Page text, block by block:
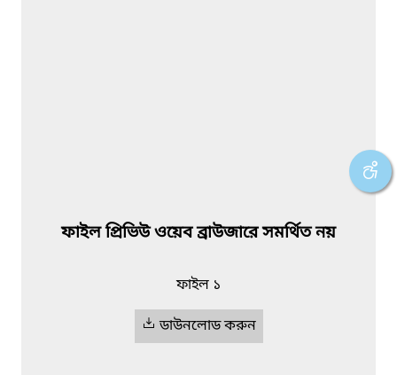
ফাইল প্রিভিউ ওয়েব ব্রাউজারে সমর্থিত নয়
ফাইল ১
ডাউনলোড করুন